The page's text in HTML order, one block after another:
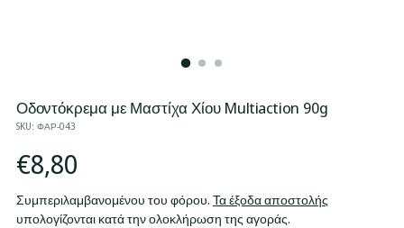
Οδοντόκρεμα με Μαστίχα Χίου Multiaction 90g
SKU: ΦΑΡ-043
Κανονική
τιμή
€8,80
Συμπεριλαμβανομένου του φόρου. Τα έξοδα αποστολής
υπολογίζονται κατά την ολοκλήρωση της αγοράς.